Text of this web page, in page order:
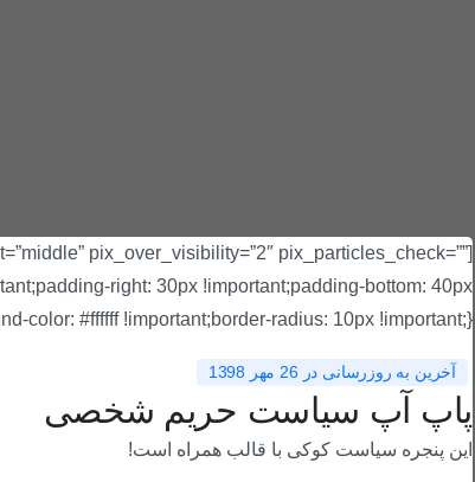
pix_over_visibility=”2″ pix_particles_check=””
right: 30px !important;padding-bottom: 40px
#ffffff !important;border-radius: 10px !important;}”][vc_column]
آخرین به روزرسانی در 26 مهر 1398
پاپ آپ سیاست حریم شخصی
این پنجره سیاست کوکی با قالب همراه است!